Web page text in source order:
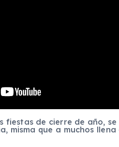
fiestas de cierre de año,
misma que a muchos